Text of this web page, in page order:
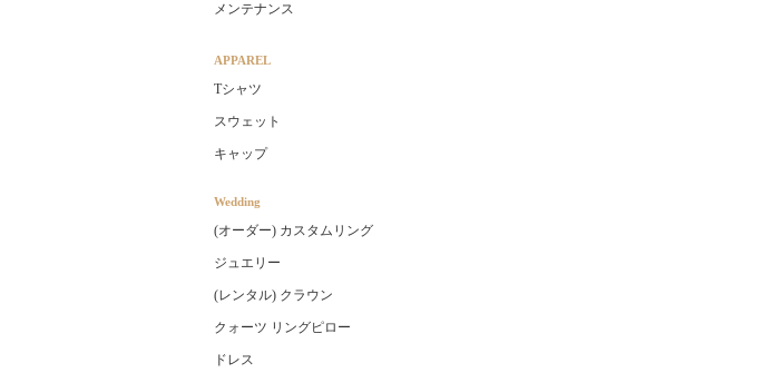
メンテナンス
APPAREL
Tシャツ
スウェット
キャップ
Wedding
(オーダー) カスタムリング
ジュエリー
(レンタル) クラウン
クォーツ リングピロー
ドレス